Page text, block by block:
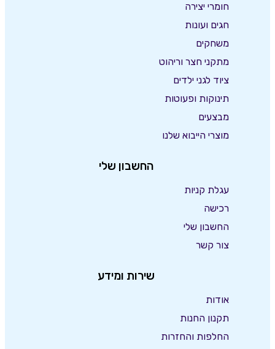
חומרי יצירה
חגים ועונות
משחקים
מתקני חצר וריהוט
ציוד לגני ילדים
תינוקות ופעוטות
מבצעים
מוצרי הייבוא שלנו
החשבון שלי
עגלת קניות
רכישה
החשבון שלי
צור קשר
שירות ומידע
אודות
תקנון החנות
החלפות והחזרות